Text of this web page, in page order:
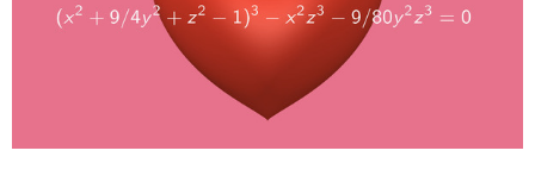
Ausstellungen
Mehr...
Neues Passwort anfordern